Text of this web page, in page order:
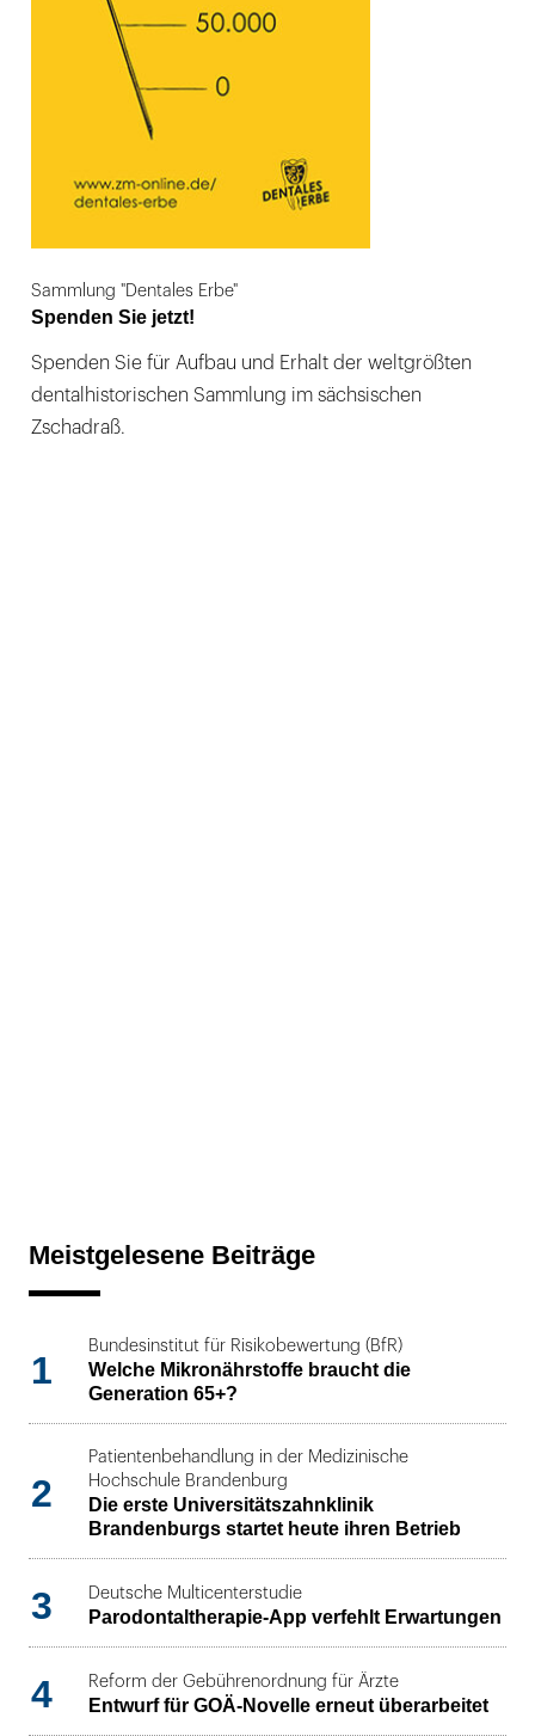
Sammlung "Dentales Erbe"
Spenden Sie jetzt!
Spenden Sie für Aufbau und Erhalt der weltgrößten
dentalhistorischen Sammlung im sächsischen
Zschadraß.
Meistgelesene Beiträge
1
Bundesinstitut für Risikobewertung (BfR)
Welche Mikronährstoffe braucht die
Generation 65+?
2
Patientenbehandlung in der Medizinische
Hochschule Brandenburg
Die erste Universitätszahnklinik
Brandenburgs startet heute ihren Betrieb
3 Deutsche Multicenterstudie
Parodontaltherapie-App verfehlt Erwartungen
4 Reform der Gebührenordnung für Ärzte
Entwurf für GOÄ-Novelle erneut überarbeitet